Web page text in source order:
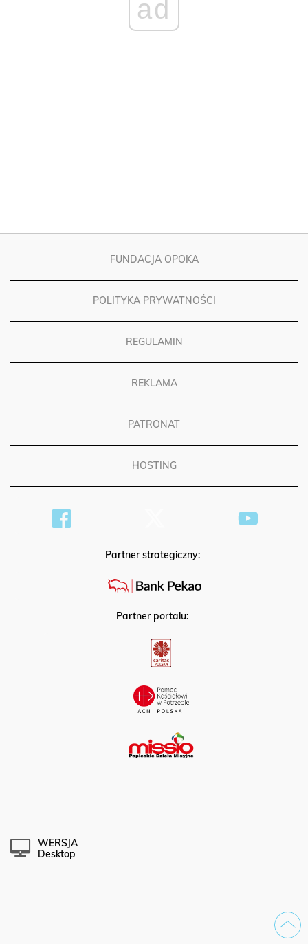
ad
FUNDACJA OPOKA
POLITYKA PRYWATNOŚCI
REGULAMIN
REKLAMA
PATRONAT
HOSTING
Partner strategiczny:
Partner portalu:
WERSJA
Desktop